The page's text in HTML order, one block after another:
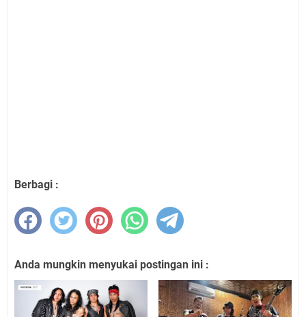
Berbagi :
Anda mungkin menyukai postingan ini :